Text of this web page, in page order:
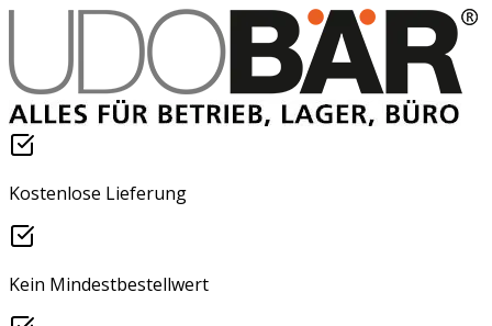
Kostenlose Lieferung
Kein Mindestbestellwert